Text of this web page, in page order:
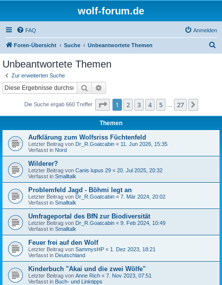
wolf-forum.de
FAQ Anmelden
Foren-Übersicht Suche Unbeantwortete Themen
Unbeantwortete Themen
Zur erweiterten Suche
Suche
Die Suche ergab 660 Treffer Seite 1von 27
1 2 3 4 5 27
Themen
Aufklärung zum Wolfsriss Füchtenfeld
Letzter Beitrag von Dr_R.Goatcabin « 11. Jun 2026, 15:35
Verfasst in Nord
Wilderer?
Letzter Beitrag von Canis lupus 29 « 20. Jul 2025, 20:32
Verfasst in Smalltalk
Problemfeld Jagd - Böhmi legt an
Letzter Beitrag von Dr_R.Goatcabin « 7. Mär 2024, 20:02
Verfasst in Smalltalk
Umfrageportal des BfN zur Biodiversität
Letzter Beitrag von Dr_R.Goatcabin « 9. Feb 2024, 10:49
Verfasst in Smalltalk
Feuer frei auf den Wolf
Letzter Beitrag von SammysHP « 1. Dez 2023, 18:21
Verfasst in Deutschland
Kinderbuch "Akai und die zwei Wölfe"
Letzter Beitrag von Anne Rich « 7. Nov 2023, 07:51
Verfasst in Buch- und Linktipps